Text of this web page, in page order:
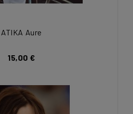
ATIKA Aure
15,00 €